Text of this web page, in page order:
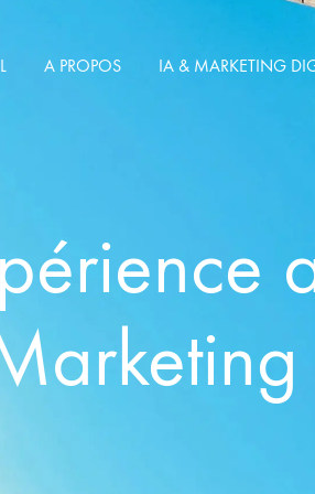
A PROPOS IA & MARKETING